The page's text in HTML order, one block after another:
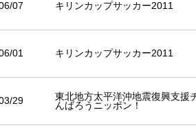
07 キリンカップサッカー2011
01 キリンカップサッカー2011
29
東北地方太平洋沖地震復興支援
んばろうニッポン！